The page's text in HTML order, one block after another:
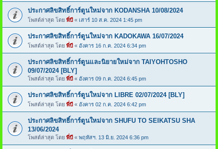
ประกาศลิขสิทธิ์การ์ตูนใหม่จาก KODANSHA 10/08/2024
โพสต์ล่าสุด โดย พี่บี « เสาร์ 10 ส.ค. 2024 1:45 pm
ประกาศลิขสิทธิ์การ์ตูนใหม่จาก KADOKAWA 16/07/2024
โพสต์ล่าสุด โดย พี่บี « อังคาร 16 ก.ค. 2024 6:34 pm
ประกาศลิขสิทธิ์การ์ตูนและนิยายใหม่จาก TAIYOHTOSHO
09/07/2024 [BLY]
โพสต์ล่าสุด โดย พี่บี « อังคาร 09 ก.ค. 2024 6:45 pm
ประกาศลิขสิทธิ์การ์ตูนใหม่จาก LIBRE 02/07/2024 [BLY]
โพสต์ล่าสุด โดย พี่บี « อังคาร 02 ก.ค. 2024 6:42 pm
ประกาศลิขสิทธิ์การ์ตูนใหม่จาก SHUFU TO SEIKATSU SHA
13/06/2024
โพสต์ล่าสุด โดย พี่บี « พฤหัสฯ. 13 มิ.ย. 2024 6:36 pm